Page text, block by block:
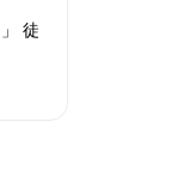
徒